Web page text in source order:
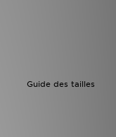
Guide des tailles